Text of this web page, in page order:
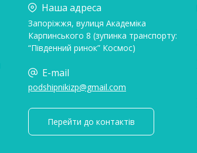
Наша адреса
Запоріжжя, вулиця Академіка
Карпинського 8 (зупинка транспорту:
“Південний ринок” Космос)
E-mail
podshipnikizp@gmail.com
Перейти до контактів